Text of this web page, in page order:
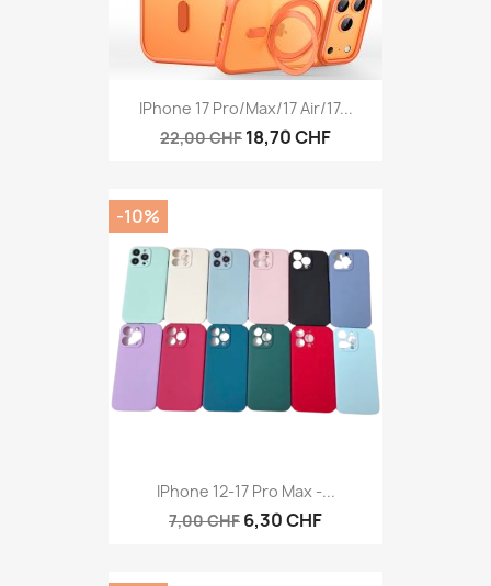
IPhone 17 Pro/Max/17 Air/17...
22,00 CHF 18,70 CHF
IPhone 12-17 Pro Max -...
7,00 CHF 6,30 CHF
-10%